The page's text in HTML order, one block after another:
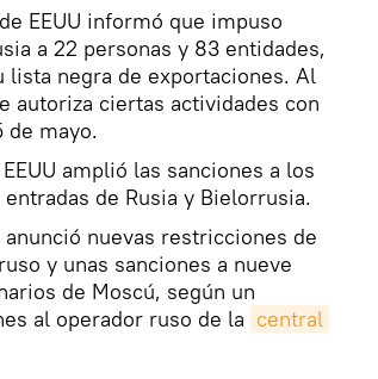
EEUU informó que impuso
a 22 personas y 83 entidades,
lista negra de exportaciones. Al
autoriza ciertas actividades con
de mayo.
amplió las sanciones a los
de Rusia y Bielorrusia.
nuevas restricciones de
y unas sanciones a nueve
de Moscú, según un
al operador ruso de la central